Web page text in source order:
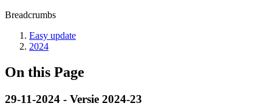
Breadcrumbs
Easy update
2024
On this Page
29-11-2024 - Versie 2024-23